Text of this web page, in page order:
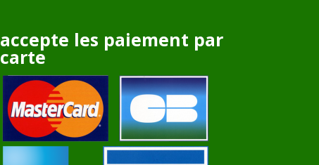
accepte les paiement par
carte